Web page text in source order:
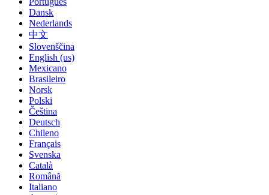
Dansk
Nederlands
中文
Slovenščina
English (us)
Mexicano
Brasileiro
Norsk
Polski
Čeština
Deutsch
Chileno
Français
Svenska
Català
Română
Italiano